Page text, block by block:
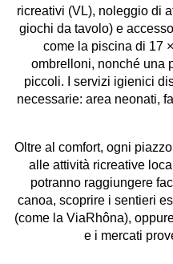
ricreativi (VL), noleggio di
giochi da tavolo) e
come la piscina di 17
ombrelloni, nonché una
piccoli. I servizi igienici
necessarie: area neonati,
Oltre al comfort, ogni
alle attività ricreative
potranno raggiungere
canoa, scoprire i sentieri
(come la ViaRhôna),
e i mercati